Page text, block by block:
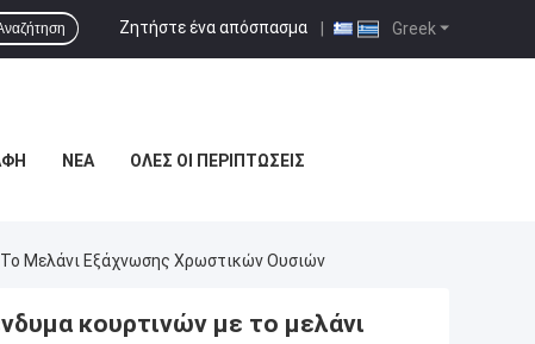
Greek
Ζητήστε ένα απόσπασμα |
ΝΈΑ ΌΛΕΣ ΟΙ ΠΕΡΙΠΤΏΣΕΙΣ
Μελάνι Εξάχνωσης Χρωστικών Ουσιών
κουρτινών με το μελάνι